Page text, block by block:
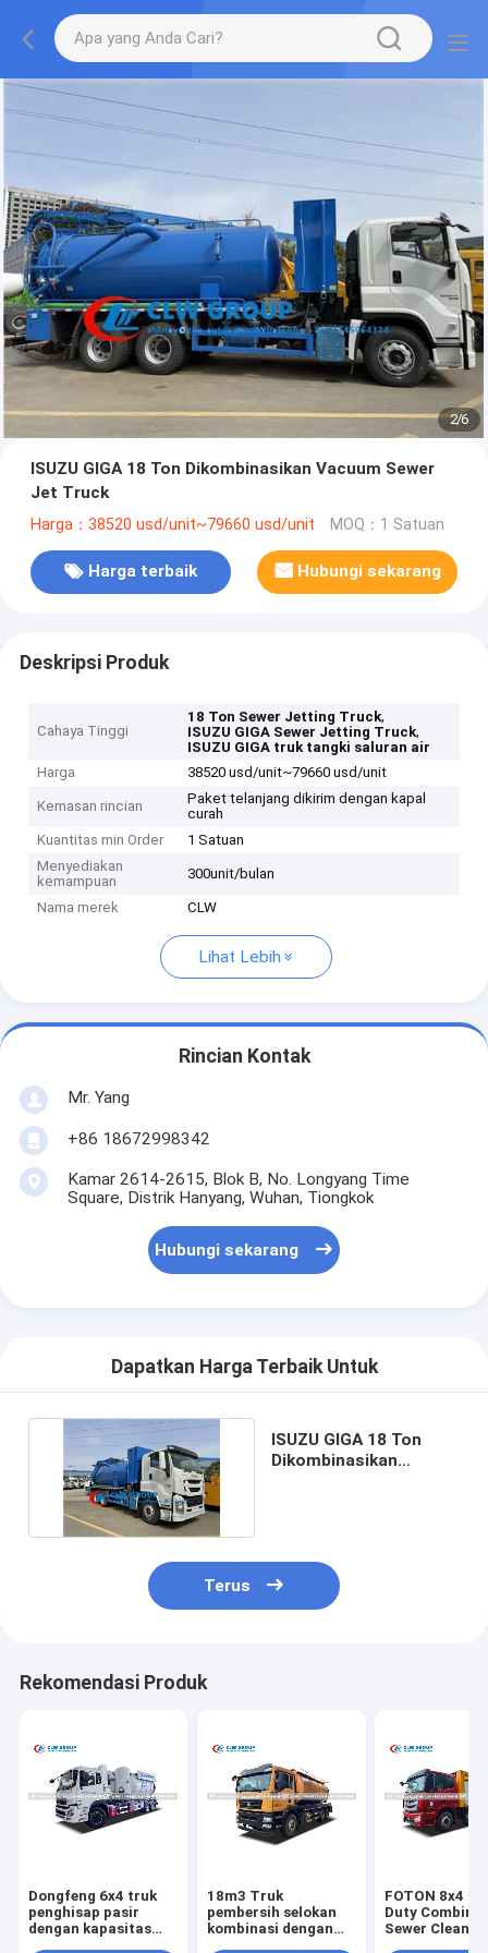
2/6
ISUZU GIGA 18 Ton Dikombinasikan Vacuum Sewer
Jet Truck
Harga：38520 usd/unit~79660 usd/unit MOQ：1 Satuan
Harga terbaik Hubungi sekarang
Deskripsi Produk
Cahaya Tinggi
18 Ton Sewer Jetting Truck,
ISUZU GIGA Sewer Jetting Truck,
ISUZU GIGA truk tangki saluran air
Harga
38520 usd/unit~79660 usd/unit
Kemasan rincian
Paket telanjang dikirim dengan kapal
curah
Kuantitas min Order
1 Satuan
Menyediakan
kemampuan
300unit/bulan
Nama merek CLW
Lihat Lebih
Rincian Kontak
Mr. Yang
+86 18672998342
Kamar 2614-2615, Blok B, No. Longyang Time
Square, Distrik Hanyang, Wuhan, Tiongkok
Hubungi sekarang
Dapatkan Harga Terbaik Untuk
ISUZU GIGA 18 Ton
Dikombinasikan
Terus
Rekomendasi Produk
Dongfeng 6x4 truk
penghisap pasir
dengan kapasitas
18m3 Truk
pembersih selokan
kombinasi dengan
FOTON 8x4
Duty
Sewer